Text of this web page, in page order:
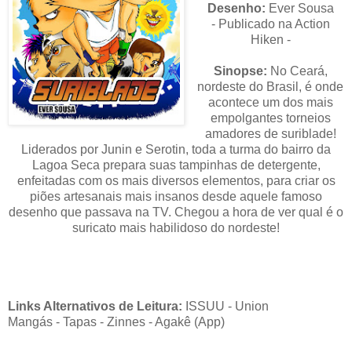
Desenho: Ever Sousa
- Publicado na Action
Hiken -
Sinopse: No Ceará,
nordeste do Brasil, é onde
acontece um dos mais
empolgantes torneios
amadores de suriblade!
Liderados por Junin e Serotin, toda a turma do bairro da
Lagoa Seca prepara suas tampinhas de detergente,
enfeitadas com os mais diversos elementos, para criar os
piões artesanais mais insanos desde aquele famoso
desenho que passava na TV. Chegou a hora de ver qual é o
suricato mais habilidoso do nordeste!
Links Alternativos de Leitura: ISSUU - Union
Mangás - Tapas - Zinnes - Agakê (App)